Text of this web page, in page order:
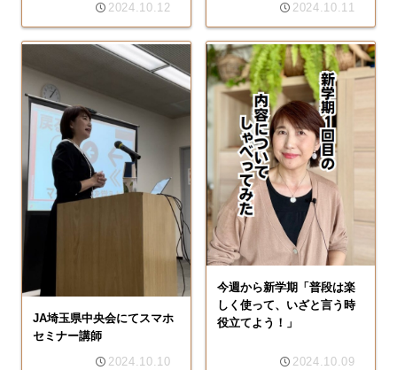
2024.10.12
2024.10.11
JA埼玉県中央会にてスマホ
セミナー講師
2024.10.10
今週から新学期「普段は楽
しく使って、いざと言う時
役立てよう！」
2024.10.09